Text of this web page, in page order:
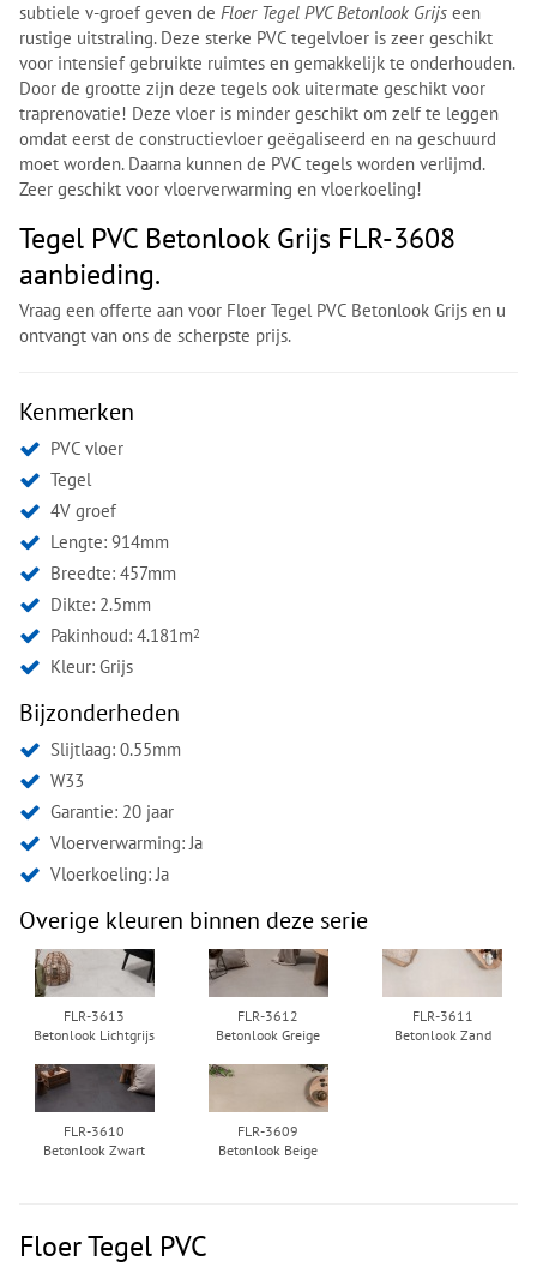
subtiele v-groef geven de Floer Tegel PVC Betonlook Grijs een
rustige uitstraling. Deze sterke PVC tegelvloer is zeer geschikt
voor intensief gebruikte ruimtes en gemakkelijk te onderhouden.
Door de grootte zijn deze tegels ook uitermate geschikt voor
traprenovatie! Deze vloer is minder geschikt om zelf te leggen
omdat eerst de constructievloer geëgaliseerd en na geschuurd
moet worden. Daarna kunnen de PVC tegels worden verlijmd.
Zeer geschikt voor vloerverwarming en vloerkoeling!
Tegel PVC Betonlook Grijs FLR-3608
aanbieding.
Vraag een offerte aan voor Floer Tegel PVC Betonlook Grijs en u
ontvangt van ons de scherpste prijs.
Kenmerken
PVC vloer
Tegel
4V groef
Lengte: 914mm
Breedte: 457mm
Dikte: 2.5mm
Pakinhoud: 4.181m2
Kleur: Grijs
Bijzonderheden
Slijtlaag: 0.55mm
W33
Garantie: 20 jaar
Vloerverwarming: Ja
Vloerkoeling: Ja
Overige kleuren binnen deze serie
FLR-3613
Betonlook Lichtgrijs
FLR-3612
Betonlook Greige
FLR-3611
Betonlook Zand
FLR-3610
Betonlook Zwart
FLR-3609
Betonlook Beige
Floer Tegel PVC